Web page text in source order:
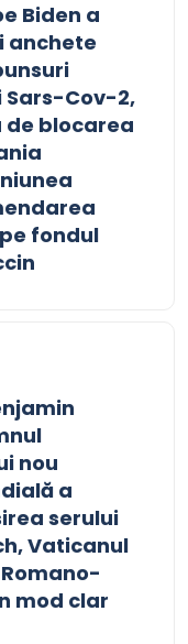
Biden a
anchete
Sars-Cov-2,
de blocarea
fondul
nou
a
serului
Vaticanul
mod clar